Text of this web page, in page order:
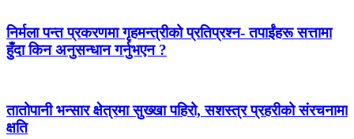
निर्मला पन्त प्रकरणमा गृहमन्त्रीको प्रतिप्रश्न- तपाईंहरू सत्तामा
हुँदा किन अनुसन्धान गर्नुभएन ?
तातोपानी भन्सार क्षेत्रमा सुख्खा पहिरो, सशस्त्र प्रहरीको संरचनामा
क्षति